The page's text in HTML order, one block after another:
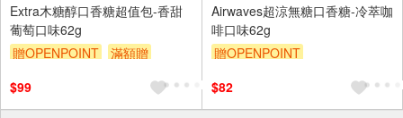
Extra木糖醇口香糖超值包-香甜
葡萄口味62g
贈OPENPOINT
滿額贈
$99
Airwaves超涼無糖口香糖-冷萃咖
啡口味62g
贈OPENPOINT
滿額9折
$82